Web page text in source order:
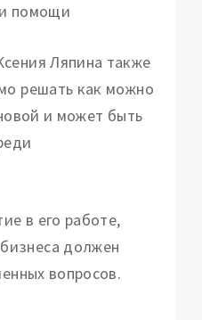
помощи
Ляпина также
решать как можно
и может быть
в его работе,
должен
вопросов.